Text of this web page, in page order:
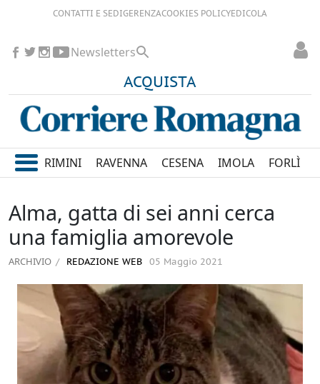
CONTATTI E SEDIGERENZACOOKIES POLICYEDICOLA
ACQUISTA
Newsletters
RIMINI RAVENNA CESENA IMOLA FORLÌ
Alma, gatta di sei anni cerca
una famiglia amorevole
ARCHIVIO REDAZIONE WEB 05 Maggio 2021